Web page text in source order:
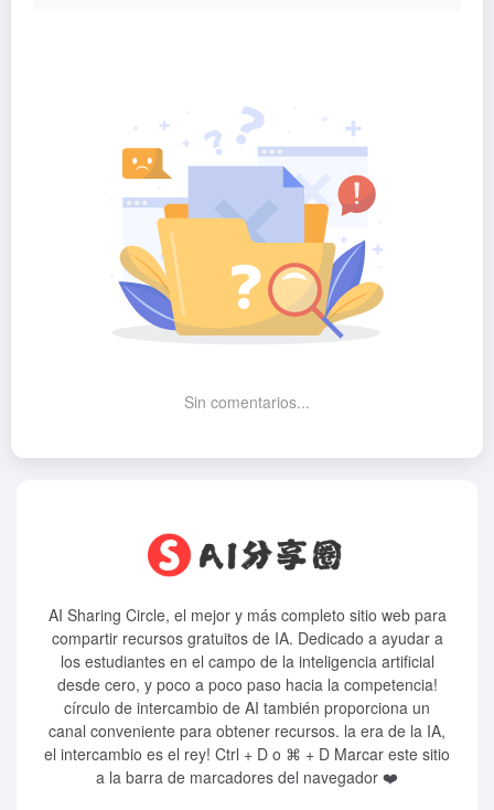
Sin comentarios...
AI Sharing Circle, el mejor y más completo sitio web para
compartir recursos gratuitos de IA. Dedicado a ayudar a
los estudiantes en el campo de la inteligencia artificial
desde cero, y poco a poco paso hacia la competencia!
círculo de intercambio de AI también proporciona un
canal conveniente para obtener recursos. la era de la IA,
el intercambio es el rey! Ctrl + D o ⌘ + D Marcar este sitio
a la barra de marcadores del navegador ❤️